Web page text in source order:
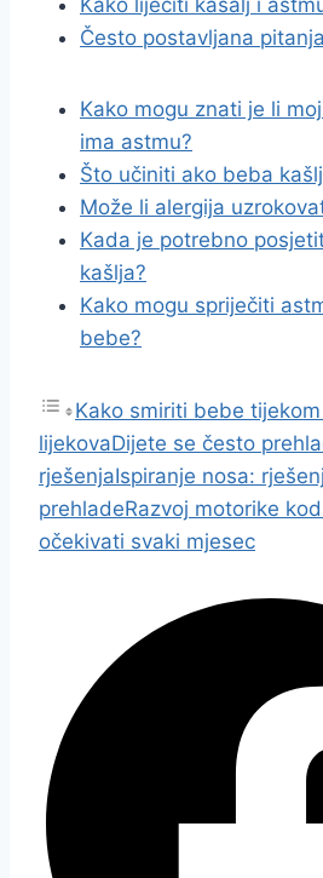
Kako liječiti kašalj i
Često postavljana pitanja
Kako mogu znati je li
ima astmu?
Što učiniti ako beba
Može li alergija
Kada je potrebno
kašlja?
Kako mogu spriječiti
bebe?
Kako smiriti bebe
lijekovaDijete se često
rješenjaIspiranje nosa:
prehladeRazvoj motorike
očekivati svaki mjesec